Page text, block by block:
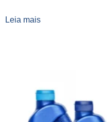
Leia mais